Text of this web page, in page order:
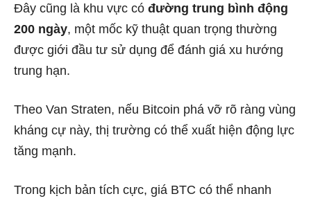
Đây cũng là khu vực có đường trung bình động
200 ngày, một mốc kỹ thuật quan trọng thường
được giới đầu tư sử dụng để đánh giá xu hướng
trung hạn.
Theo Van Straten, nếu Bitcoin phá vỡ rõ ràng vùng
kháng cự này, thị trường có thể xuất hiện động lực
tăng mạnh.
Trong kịch bản tích cực, giá BTC có thể nhanh